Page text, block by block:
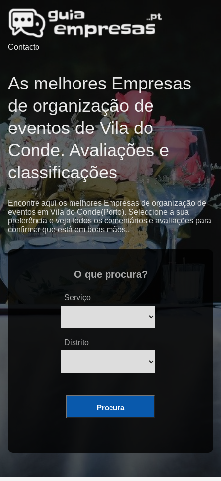
Contacto
As melhores Empresas
de organização de
eventos de Vila do
Conde. Avaliações e
classificações
Encontre aqui os melhores Empresas de organização de
eventos em Vila do Conde(Porto). Seleccione a sua
preferência e veja todos os comentários e avaliações para
confirmar que está em boas mãos..
O que procura?
Serviço
Distrito
Procura